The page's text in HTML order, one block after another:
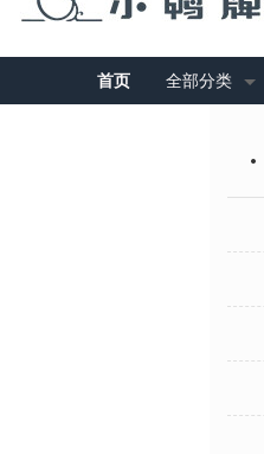
首页 全部分类